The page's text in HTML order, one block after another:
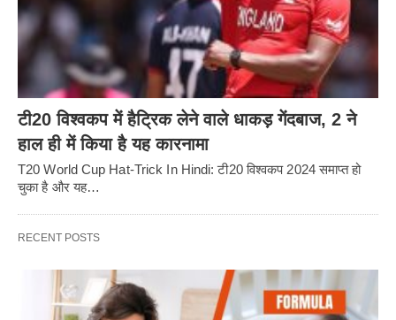
टी20 विश्वकप में हैट्रिक लेने वाले धाकड़ गेंदबाज, 2 ने
हाल ही में किया है यह कारनामा
T20 World Cup Hat-Trick In Hindi: टी20 विश्वकप 2024 समाप्त हो
चुका है और यह…
RECENT POSTS